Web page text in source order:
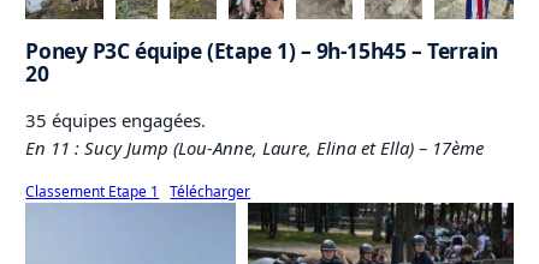
Poney P3C équipe (Etape 1) – 9h-15h45 – Terrain
20
35 équipes engagées.
En 11 : Sucy Jump (Lou-Anne, Laure, Elina et Ella) – 17ème
Classement Etape 1 Télécharger